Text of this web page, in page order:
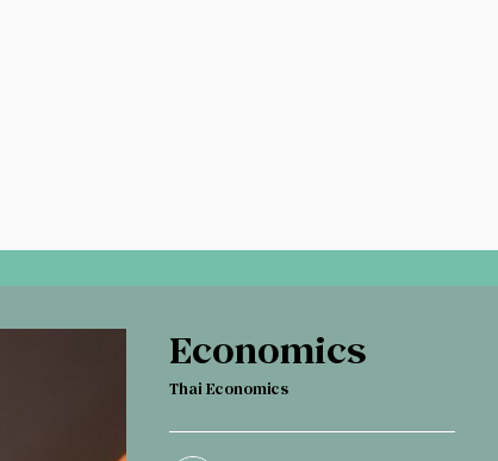
Economics
Thai Economics